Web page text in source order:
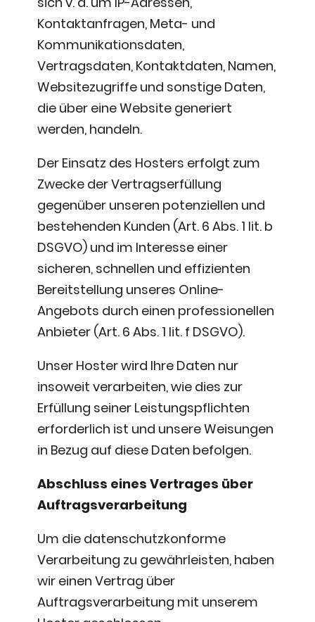
Kontaktanfragen, Meta- und
Kommunikationsdaten,
Vertragsdaten, Kontaktdaten, Namen,
Websitezugriffe und sonstige Daten,
die über eine Website generiert
werden, handeln.
Der Einsatz des Hosters erfolgt zum
Zwecke der Vertragserfüllung
gegenüber unseren potenziellen und
bestehenden Kunden (Art. 6 Abs. 1 lit. b
DSGVO) und im Interesse einer
sicheren, schnellen und effizienten
Bereitstellung unseres Online-
Angebots durch einen professionellen
Anbieter (Art. 6 Abs. 1 lit. f DSGVO).
Unser Hoster wird Ihre Daten nur
insoweit verarbeiten, wie dies zur
Erfüllung seiner Leistungspflichten
erforderlich ist und unsere Weisungen
in Bezug auf diese Daten befolgen.
Abschluss eines Vertrages über
Auftragsverarbeitung
Um die datenschutzkonforme
Verarbeitung zu gewährleisten, haben
wir einen Vertrag über
Auftragsverarbeitung mit unserem